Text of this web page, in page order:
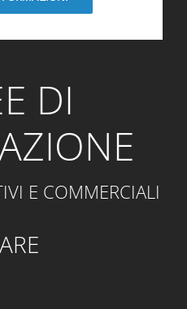
DI
E COMMERCIALI